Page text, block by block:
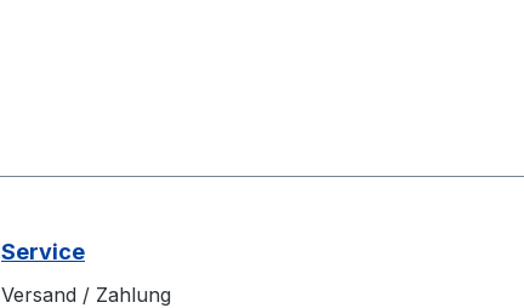
Service
Versand / Zahlung